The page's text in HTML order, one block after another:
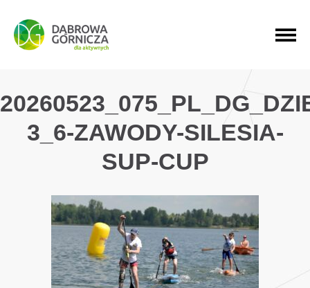
PRZEJDŹ DO MENU GŁÓWNEGO
PRZEJDŹ DO WYSZUKIWARKI
PRZEJDŹ DO TREŚCI
3_6-ZAWODY-SILESIA-
SUP-CUP